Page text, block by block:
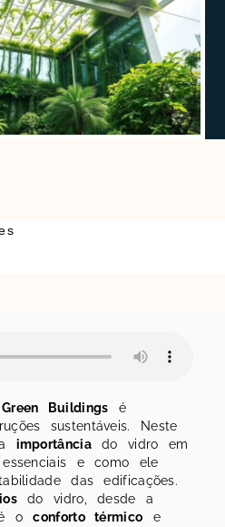
Buildings é
sustentáveis. Neste
importânciado vidro em
e como ele
das edificações.
do vidro, desde a
oconforto térmico e